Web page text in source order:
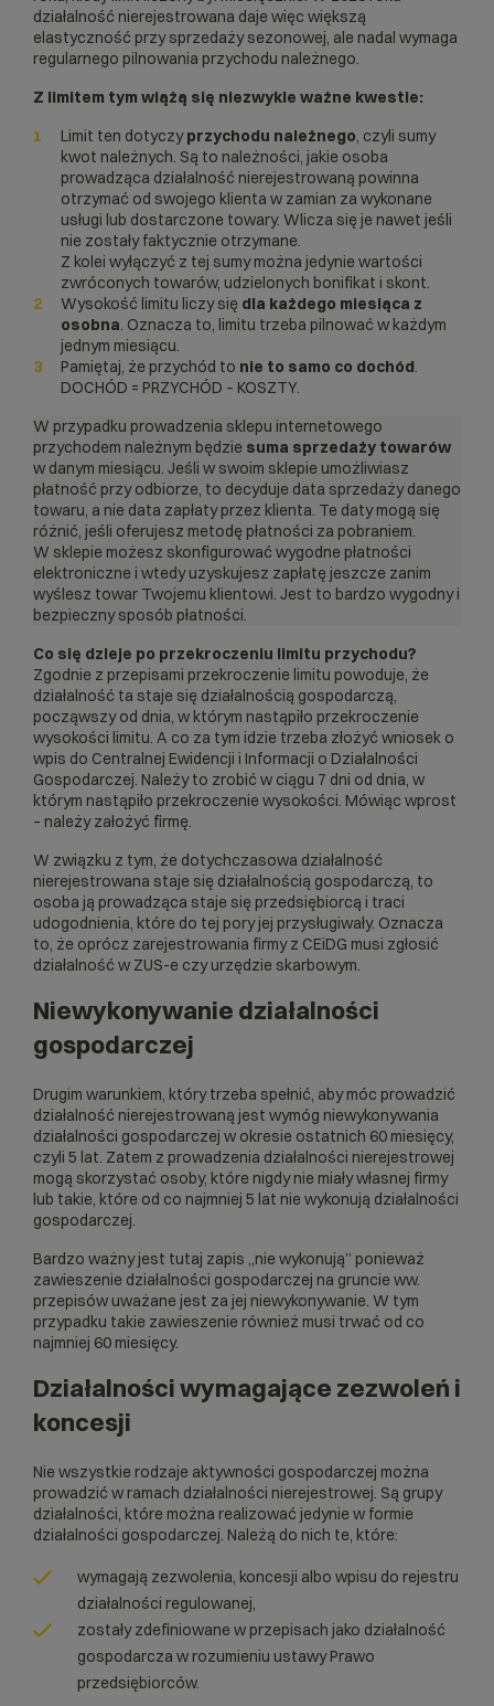
działalność nierejestrowana daje więc większą
elastyczność przy sprzedaży sezonowej, ale nadal wymaga
regularnego pilnowania przychodu należnego.
Z limitem tym wiążą się niezwykle ważne kwestie:
Limit ten dotyczyprzychodu należnego, czyli sumy
kwot należnych. Są to należności, jakie osoba
prowadząca działalność nierejestrowaną powinna
otrzymać od swojego klienta w zamian za wykonane
usługi lub dostarczone towary. Wlicza się je nawet jeśli
nie zostały faktycznie otrzymane.
Z kolei wyłączyć z tej sumy można jedynie wartości
zwróconych towarów, udzielonych boniﬁkat i skont.
Wysokość limitu liczy się dla każdego miesiąca z
osobna. Oznacza to, limitu trzeba pilnować w każdym
jednym miesiącu.
Pamiętaj, że przychód to nie to samo co dochód.
DOCHÓD = PRZYCHÓD – KOSZTY.
W przypadku prowadzenia sklepu internetowego
przychodem należnym będzie suma sprzedaży towarów
w danym miesiącu. Jeśli w swoim sklepie umożliwiasz
płatność przy odbiorze, to decyduje data sprzedaży danego
towaru, a nie data zapłaty przez klienta. Te daty mogą się
różnić, jeśli oferujesz metodę płatności za pobraniem.
W sklepie możesz skonfigurować wygodne płatności
elektroniczne i wtedy uzyskujesz zapłatę jeszcze zanim
wyślesz towar Twojemu klientowi. Jest to bardzo wygodny i
bezpieczny sposób płatności.
Co się dzieje po przekroczeniu limitu przychodu?
Zgodnie z przepisami przekroczenie limitu powoduje, że
działalność ta staje się działalnością gospodarczą,
począwszy od dnia, w którym nastąpiło przekroczenie
wysokości limitu. A co za tym idzie trzeba złożyć wniosek o
wpis do Centralnej Ewidencji i Informacji o Działalności
Gospodarczej. Należy to zrobić w ciągu 7 dni od dnia, w
którym nastąpiło przekroczenie wysokości. Mówiąc wprost
– należy założyć firmę.
W związku z tym, że dotychczasowa działalność
nierejestrowana staje się działalnością gospodarczą, to
osoba ją prowadząca staje się przedsiębiorcą i traci
udogodnienia, które do tej pory jej przysługiwały. Oznacza
to, że oprócz zarejestrowania firmy z CEiDG musi zgłosić
działalność w ZUS-e czy urzędzie skarbowym.
Niewykonywanie działalności
gospodarczej
Drugim warunkiem, który trzeba spełnić, aby móc prowadzić
działalność nierejestrowaną jest wymóg niewykonywania
działalności gospodarczej w okresie ostatnich 60 miesięcy,
czyli 5 lat. Zatem z prowadzenia działalności nierejestrowej
mogą skorzystać osoby, które nigdy nie miały własnej firmy
lub takie, które od co najmniej 5 lat nie wykonują działalności
gospodarczej.
Bardzo ważny jest tutaj zapis „nie wykonują” ponieważ
zawieszenie działalności gospodarczej na gruncie ww.
przepisów uważane jest za jej niewykonywanie. W tym
przypadku takie zawieszenie również musi trwać od co
najmniej 60 miesięcy.
Działalności wymagające zezwoleń i
koncesji
Nie wszystkie rodzaje aktywności gospodarczej można
prowadzić w ramach działalności nierejestrowej. Są grupy
działalności, które można realizować jedynie w formie
działalności gospodarczej. Należą do nich te, które:
wymagają zezwolenia, koncesji albo wpisu do rejestru
działalności regulowanej,
zostały zdefiniowane w przepisach jako działalność
gospodarcza w rozumieniu ustawy Prawo
przedsiębiorców.